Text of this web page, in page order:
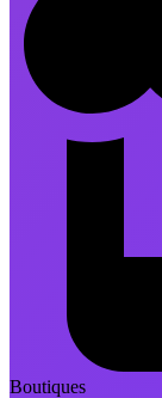
Boutiques